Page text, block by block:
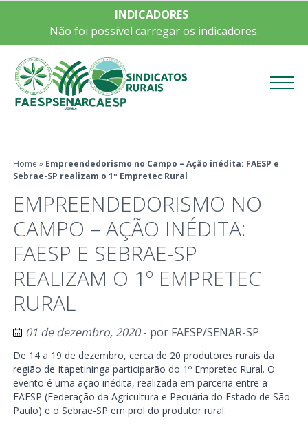
INDICADORES
Não foi possível carregar os indicadores.
Home » Empreendedorismo no Campo – Ação inédita: FAESP e
Sebrae-SP realizam o 1º Empretec Rural
EMPREENDEDORISMO NO
CAMPO – AÇÃO INÉDITA:
FAESP E SEBRAE-SP
REALIZAM O 1º EMPRETEC
RURAL
01 de dezembro, 2020- por FAESP/SENAR-SP
De 14 a 19 de dezembro, cerca de 20 produtores rurais da
região de Itapetininga participarão do 1º Empretec Rural. O
evento é uma ação inédita, realizada em parceria entre a
FAESP (Federação da Agricultura e Pecuária do Estado de São
Paulo) e o Sebrae-SP em prol do produtor rural.